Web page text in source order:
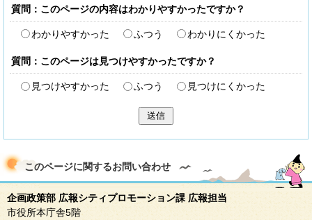
質問：このページの内容はわかりやすかったですか？
わかりやすかった ふつう わかりにくかった
質問：このページは見つけやすかったですか？
見つけやすかった ふつう 見つけにくかった
送信
このページに関するお問い合わせ
企画政策部 広報シティプロモーション課 広報担当
市役所本庁舎5階